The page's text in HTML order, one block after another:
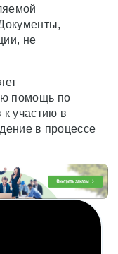
не
помощь по
к участию в
в процессе